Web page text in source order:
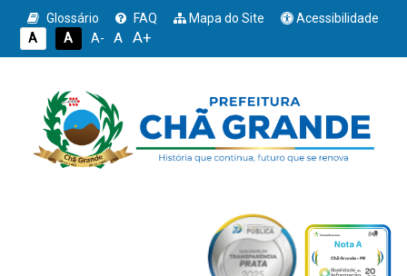
Glossário FAQ Mapa do Site
Acessibilidade
A
A A- A A+